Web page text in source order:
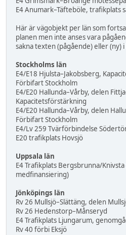
E4 Anumark–Täfteböle, trafikplats
Här är vägobjekt per län som
planen men inte anses vara
sakna texten (pågående) eller (ny)
Stockholms län
E4/E18 Hjulsta–Jakobsberg,
Förbifart Stockholm
E4/E20 Hallunda–Vårby, delen
Kapacitetsförstärkning
E4/E20 Hallunda–Vårby, delen
Förbifart Stockholm
E4/Lv 259 Tvärförbindelse
E20 trafikplats Hovsjö
Uppsala län
E4 Trafikplats Bergsbrunna/
medfinansiering)
Jönköpings län
Rv 26 Mullsjö–Slättäng, delen
Rv 26 Hedenstorp–Månseryd
E4 Trafikplats Ljungarum,
Rv 40 förbi Eksjö